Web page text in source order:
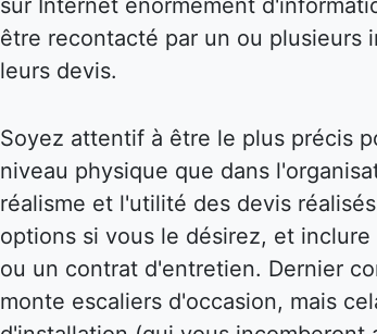
être recontacté par un ou plusieurs
leurs devis.
Soyez attentif à être le plus précis
niveau physique que dans
réalisme et l'utilité des devis
options si vous le désirez, et
ou un contrat d'entretien. Dernier
monte escaliers d'occasion, mais